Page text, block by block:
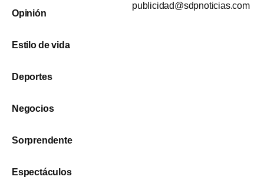
Opinión
Estilo de vida
Deportes
Negocios
Sorprendente
Espectáculos
publicidad@sdpnoticias.com